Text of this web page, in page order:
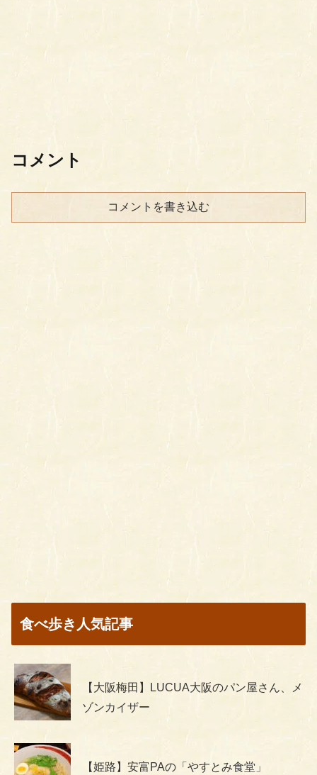
コメント
コメントを書き込む
食べ歩き人気記事
【大阪梅田】LUCUA大阪のパン屋さん、メ
ゾンカイザー
【姫路】安富PAの「やすとみ食堂」